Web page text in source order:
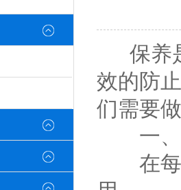
保养是
效的防
们需要
一、
在每